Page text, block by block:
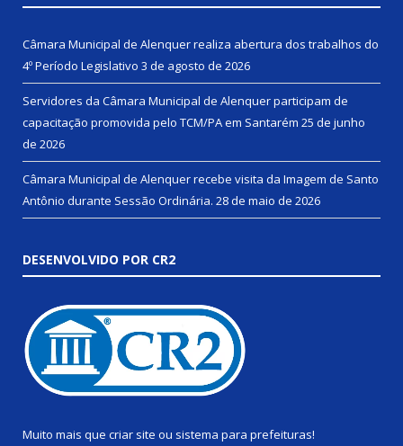
Câmara Municipal de Alenquer realiza abertura dos trabalhos do
4º Período Legislativo 3 de agosto de 2026
Servidores da Câmara Municipal de Alenquer participam de
capacitação promovida pelo TCM/PA em Santarém 25 de junho
de 2026
Câmara Municipal de Alenquer recebe visita da Imagem de Santo
Antônio durante Sessão Ordinária. 28 de maio de 2026
DESENVOLVIDO POR CR2
Muito mais que criar site ou sistema para prefeituras!